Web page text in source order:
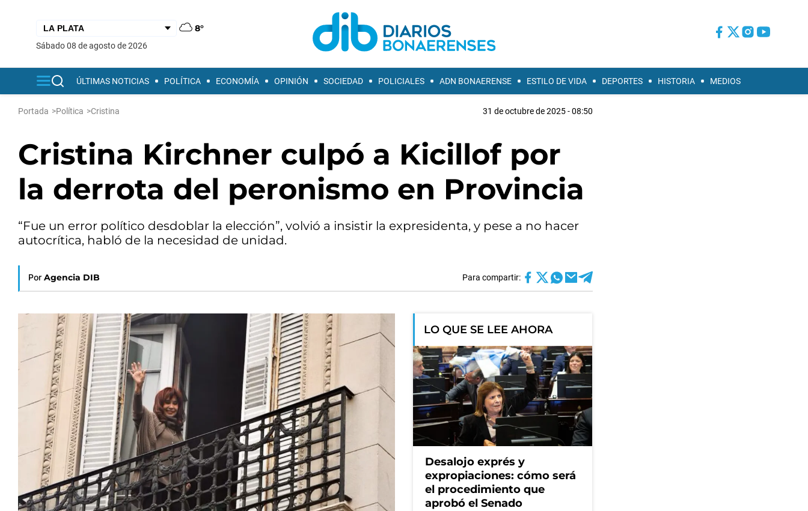
8°
sábado 08 de agosto de 2026
ÚLTIMAS NOTICIAS POLÍTICA ECONOMÍA OPINIÓN SOCIEDAD POLICIALES ADN BONAERENSE ESTILO DE VIDA DEPORTES HISTORIA MEDIOS
Portada >Política >Cristina 31 de octubre de 2025 - 08:50
Cristina Kirchner culpó a Kicillof por
la derrota del peronismo en Provincia
“Fue un error político desdoblar la elección”, volvió a insistir la expresidenta, y pese a no hacer
autocrítica, habló de la necesidad de unidad.
Por Agencia DIB Para compartir:
LO QUE SE LEE AHORA
Desalojo exprés y
expropiaciones: cómo será
el procedimiento que
aprobó el Senado